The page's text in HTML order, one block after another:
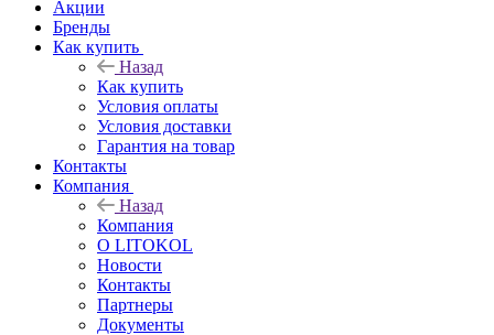
Акции
Бренды
Как купить
Назад
Как купить
Условия оплаты
Условия доставки
Гарантия на товар
Контакты
Компания
Назад
Компания
О LITOKOL
Новости
Контакты
Партнеры
Документы